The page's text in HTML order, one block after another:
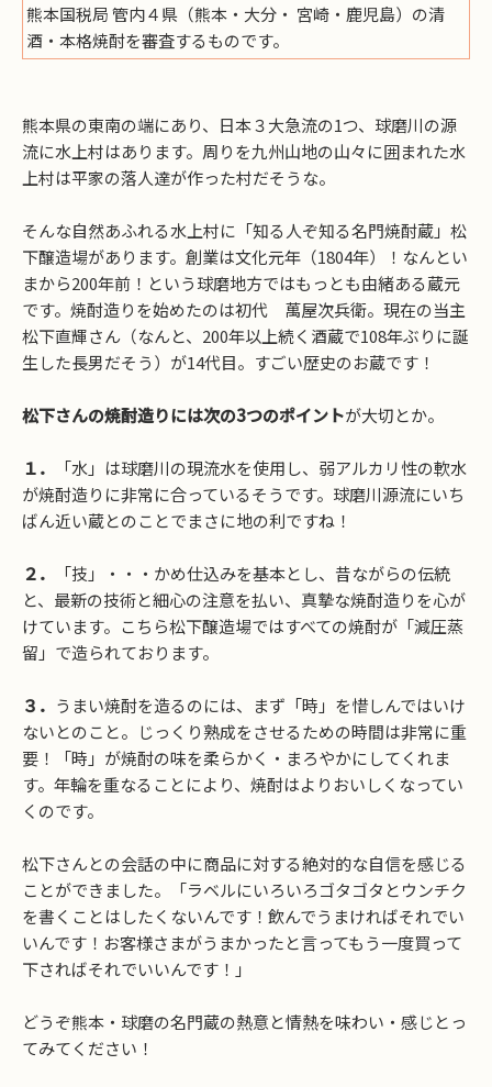
熊本国税局 管内４県（熊本・大分・ 宮崎・鹿児島）の清
酒・本格焼酎を審査するものです。
熊本県の東南の端にあり、日本３大急流の1つ、球磨川の源
流に水上村はあります。周りを九州山地の山々に囲まれた水
上村は平家の落人達が作った村だそうな。
そんな自然あふれる水上村に「知る人ぞ知る名門焼酎蔵」松
下醸造場があります。創業は文化元年（1804年）！なんとい
まから200年前！という球磨地方ではもっとも由緒ある蔵元
です。焼酎造りを始めたのは初代 萬屋次兵衛。現在の当主
松下直輝さん（なんと、200年以上続く酒蔵で108年ぶりに誕
生した長男だそう）が14代目。すごい歴史のお蔵です！
松下さんの焼酎造りには次の3つのポイントが大切とか。
１．
「水」は球磨川の現流水を使用し、弱アルカリ性の軟水
が焼酎造りに非常に合っているそうです。球磨川源流にいち
ばん近い蔵とのことでまさに地の利ですね！
２．
「技」・・・かめ仕込みを基本とし、昔ながらの伝統
と、最新の技術と細心の注意を払い、真摯な焼酎造りを心が
けています。こちら松下醸造場ではすべての焼酎が「減圧蒸
留」で造られております。
３． うまい焼酎を造るのには、まず「時」を惜しんではいけ
ないとのこと。じっくり熟成をさせるための時間は非常に重
要！「時」が焼酎の味を柔らかく・まろやかにしてくれま
す。年輪を重なることにより、焼酎はよりおいしくなってい
くのです。
松下さんとの会話の中に商品に対する絶対的な自信を感じる
ことができました。「ラベルにいろいろゴタゴタとウンチク
を書くことはしたくないんです！飲んでうまければそれでい
いんです！お客様さまがうまかったと言ってもう一度買って
下さればそれでいいんです！」
どうぞ熊本・球磨の名門蔵の熱意と情熱を味わい・感じとっ
てみてください！